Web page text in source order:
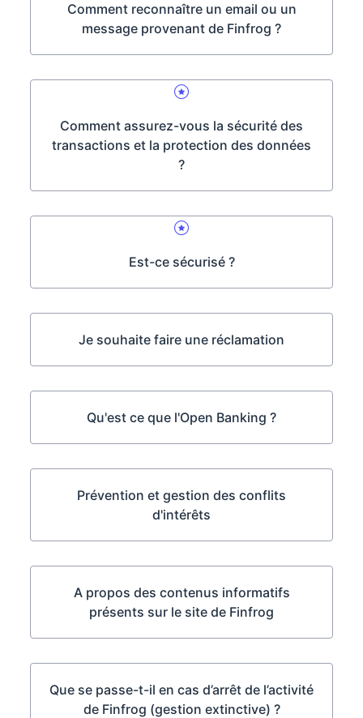
Comment reconnaître un email ou un
message provenant de Finfrog ?
Comment assurez-vous la sécurité des
transactions et la protection des données
?
Est-ce sécurisé ?
Je souhaite faire une réclamation
Qu'est ce que l'Open Banking ?
Prévention et gestion des conflits
d'intérêts
A propos des contenus informatifs
présents sur le site de Finfrog
Que se passe-t-il en cas d’arrêt de l’activité
de Finfrog (gestion extinctive) ?